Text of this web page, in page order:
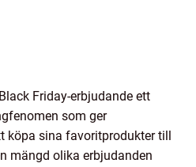
Friday-erbjudande ett
som ger
köpa sina favoritprodukter till
mängd olika erbjudanden